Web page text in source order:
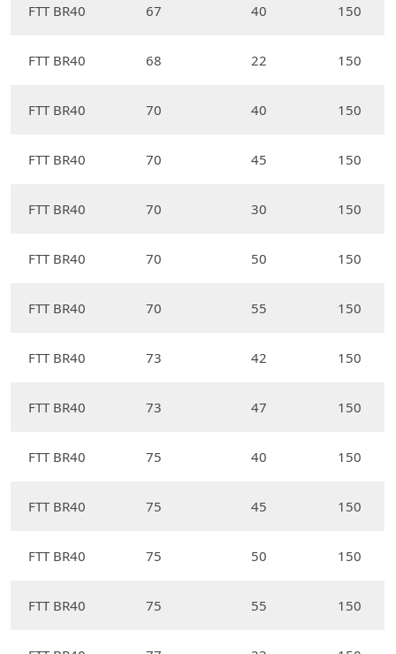
FTT BR40 67 40 150
FTT BR40 68 22 150
FTT BR40 70 40 150
FTT BR40 70 45 150
FTT BR40 70 30 150
FTT BR40 70 50 150
FTT BR40 70 55 150
FTT BR40 73 42 150
FTT BR40 73 47 150
FTT BR40 75 40 150
FTT BR40 75 45 150
FTT BR40 75 50 150
FTT BR40 75 55 150